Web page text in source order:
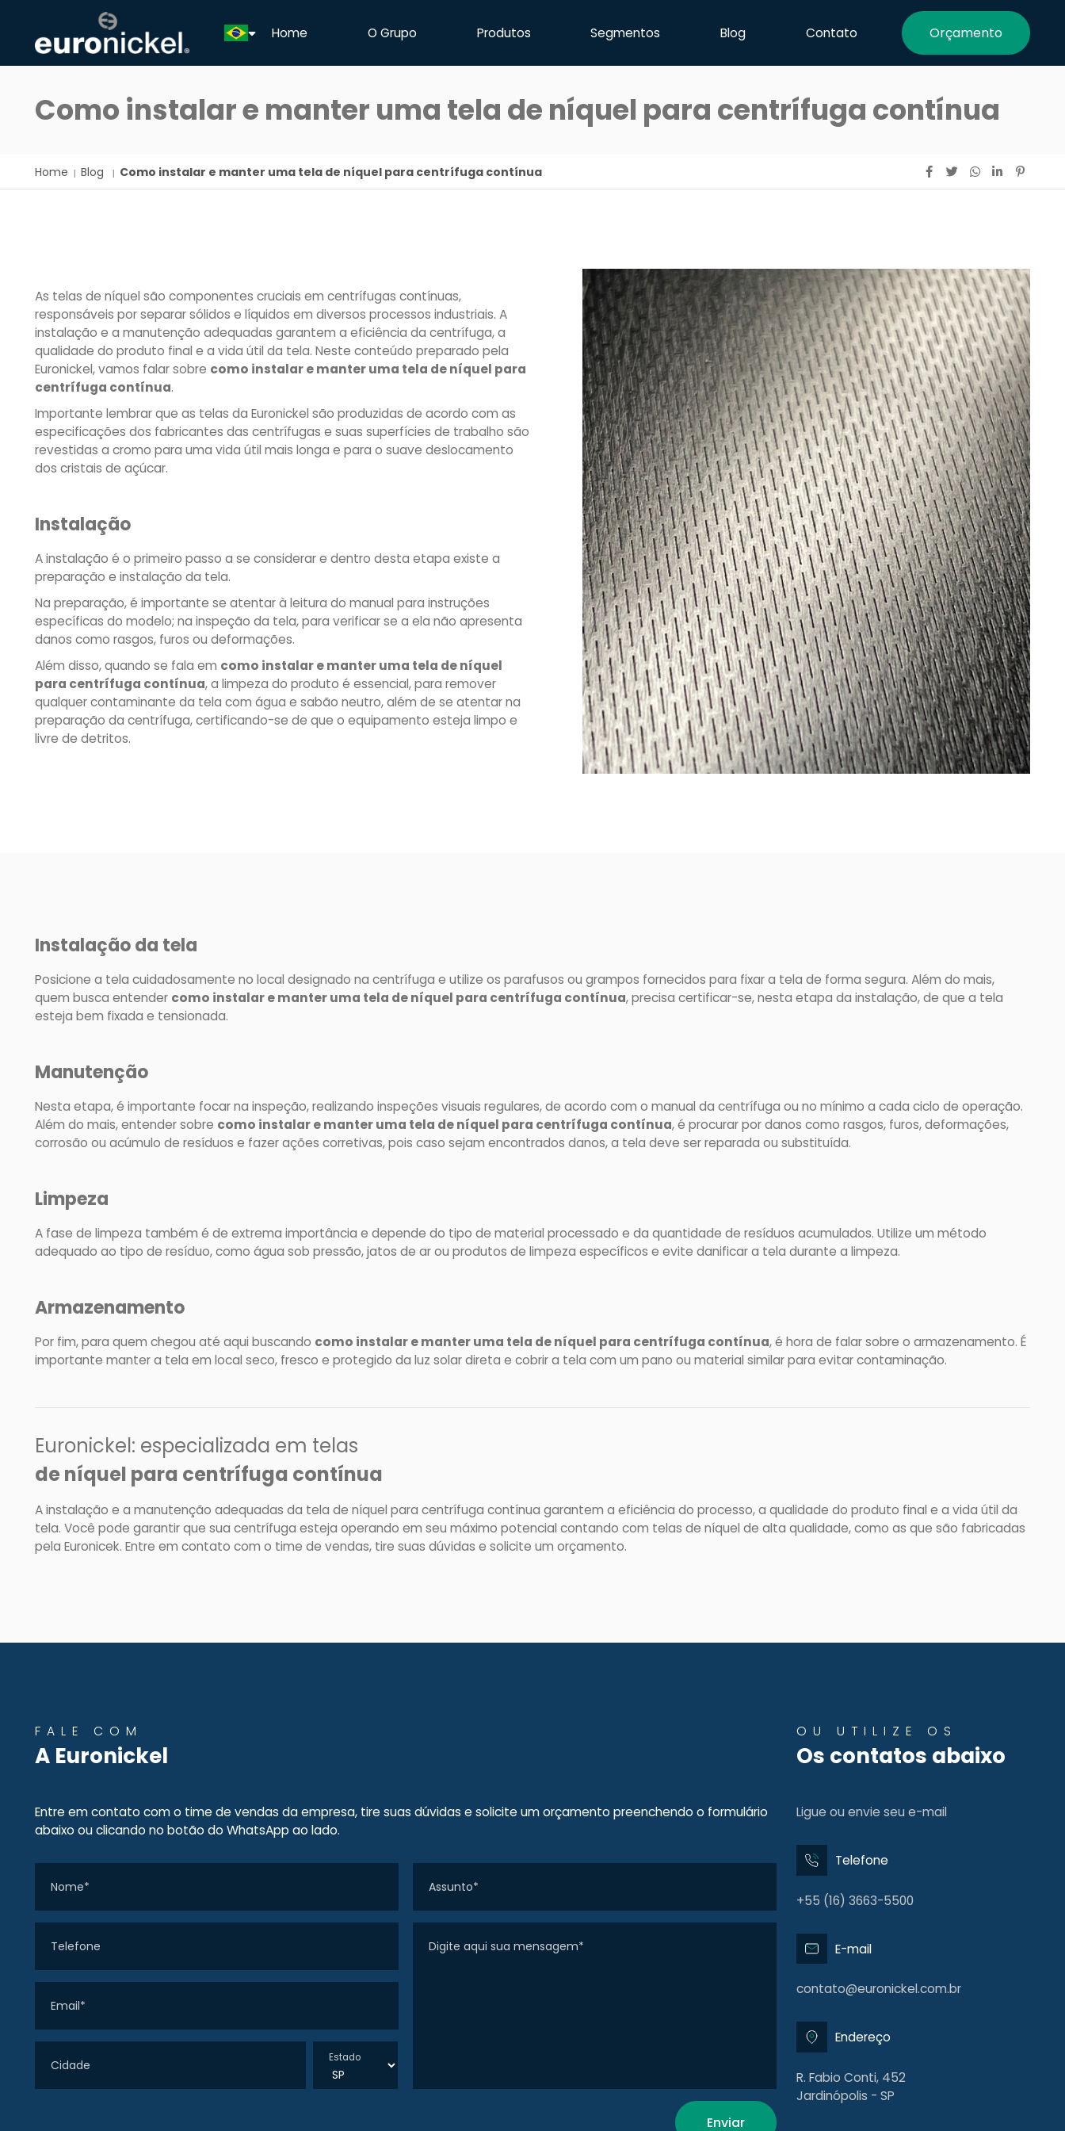
Home O Grupo Produtos Segmentos Blog Contato Orçamento
Como instalar e manter uma tela de níquel para centrífuga contínua
Home Blog Como instalar e manter uma tela de níquel para centrífuga contínua
As telas de níquel são componentes cruciais em centrífugas contínuas,
responsáveis por separar sólidos e líquidos em diversos processos industriais. A
instalação e a manutenção adequadas garantem a eficiência da centrífuga, a
qualidade do produto final e a vida útil da tela. Neste conteúdo preparado pela
Euronickel, vamos falar sobre como instalar e manter uma tela de níquel para
centrífuga contínua.
Importante lembrar que as telas da Euronickel são produzidas de acordo com as
especificações dos fabricantes das centrífugas e suas superfícies de trabalho são
revestidas a cromo para uma vida útil mais longa e para o suave deslocamento
dos cristais de açúcar.
Instalação
A instalação é o primeiro passo a se considerar e dentro desta etapa existe a
preparação e instalação da tela.
Na preparação, é importante se atentar à leitura do manual para instruções
específicas do modelo; na inspeção da tela, para verificar se a ela não apresenta
danos como rasgos, furos ou deformações.
Além disso, quando se fala em como instalar e manter uma tela de níquel
para centrífuga contínua, a limpeza do produto é essencial, para remover
qualquer contaminante da tela com água e sabão neutro, além de se atentar na
preparação da centrífuga, certificando-se de que o equipamento esteja limpo e
livre de detritos.
Instalação da tela
Posicione a tela cuidadosamente no local designado na centrífuga e utilize os parafusos ou grampos fornecidos para fixar a tela de forma segura. Além do mais,
quem busca entender como instalar e manter uma tela de níquel para centrífuga contínua, precisa certificar-se, nesta etapa da instalação, de que a tela
esteja bem fixada e tensionada.
Manutenção
Nesta etapa, é importante focar na inspeção, realizando inspeções visuais regulares, de acordo com o manual da centrífuga ou no mínimo a cada ciclo de operação.
Além do mais, entender sobre como instalar e manter uma tela de níquel para centrífuga contínua, é procurar por danos como rasgos, furos, deformações,
corrosão ou acúmulo de resíduos e fazer ações corretivas, pois caso sejam encontrados danos, a tela deve ser reparada ou substituída.
Limpeza
A fase de limpeza também é de extrema importância e depende do tipo de material processado e da quantidade de resíduos acumulados. Utilize um método
adequado ao tipo de resíduo, como água sob pressão, jatos de ar ou produtos de limpeza específicos e evite danificar a tela durante a limpeza.
Armazenamento
Por fim, para quem chegou até aqui buscando como instalar e manter uma tela de níquel para centrífuga contínua, é hora de falar sobre o armazenamento. É
importante manter a tela em local seco, fresco e protegido da luz solar direta e cobrir a tela com um pano ou material similar para evitar contaminação.
Euronickel: especializada em telas
de níquel para centrífuga contínua
A instalação e a manutenção adequadas da tela de níquel para centrífuga contínua garantem a eficiência do processo, a qualidade do produto final e a vida útil da
tela. Você pode garantir que sua centrífuga esteja operando em seu máximo potencial contando com telas de níquel de alta qualidade, como as que são fabricadas
pela Euronicek. Entre em contato com o time de vendas, tire suas dúvidas e solicite um orçamento.
FALE COM
A Euronickel
Entre em contato com o time de vendas da empresa, tire suas dúvidas e solicite um orçamento preenchendo o formulário
abaixo ou clicando no botão do WhatsApp ao lado.
Nome*
Telefone
Email*
Cidade Estado
Assunto*
Digite aqui sua mensagem*
OU UTILIZE OS
Os contatos abaixo
Ligue ou envie seu e-mail
Telefone
+55 (16) 3663-5500
E-mail
contato@euronickel.com.br
Endereço
R. Fabio Conti, 452
Jardinópolis - SP